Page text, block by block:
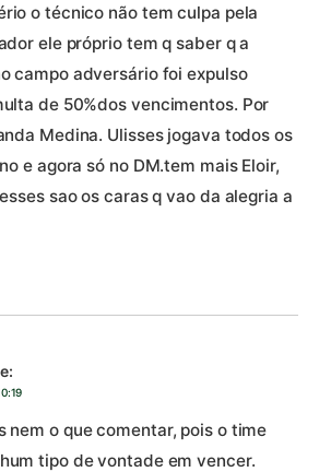
o técnico não tem culpa pela
ele próprio tem q saber q a
campo adversário foi expulso
de 50%dos vencimentos. Por
Medina. Ulisses jogava todos os
e agora só no DM.tem mais Eloir,
sao os caras q vao da alegria a
nem o que comentar, pois o time
tipo de vontade em vencer.